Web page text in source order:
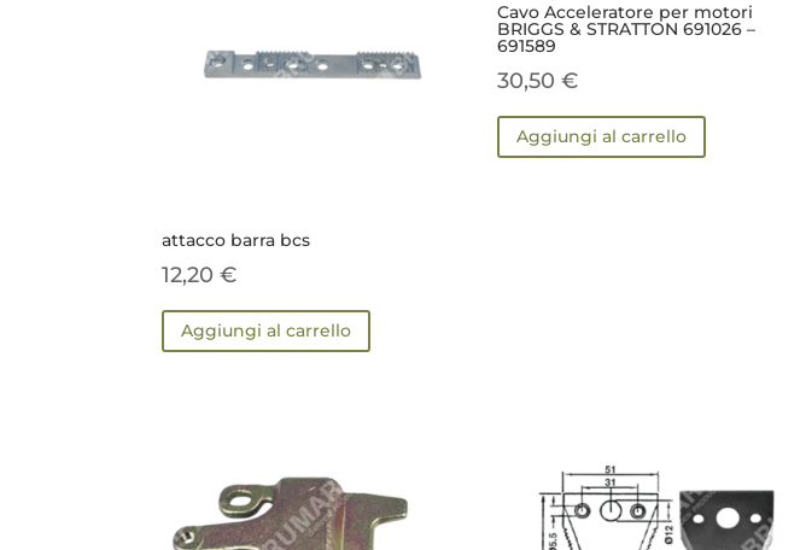
attacco barra bcs
12,20€
Aggiungi al carrello
Cavo Acceleratore per motori
BRIGGS & STRATTON 691026 –
691589
30,50€
Aggiungi al carrello